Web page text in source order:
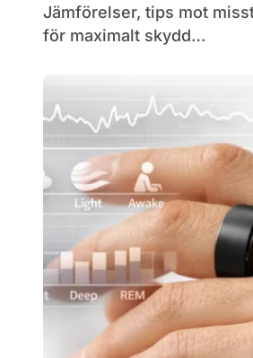
Jämförelser, tips mot
för maximalt skydd…